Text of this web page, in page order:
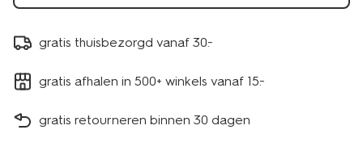
gratis thuisbezorgd vanaf 30.-
gratis afhalen in 500+ winkels vanaf 15.-
gratis retourneren binnen 30 dagen